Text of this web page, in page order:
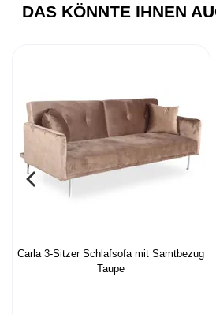
DAS KÖNNTE IHNEN
Carla 3-Sitzer Schlafsofa mit Samtbezug
Taupe